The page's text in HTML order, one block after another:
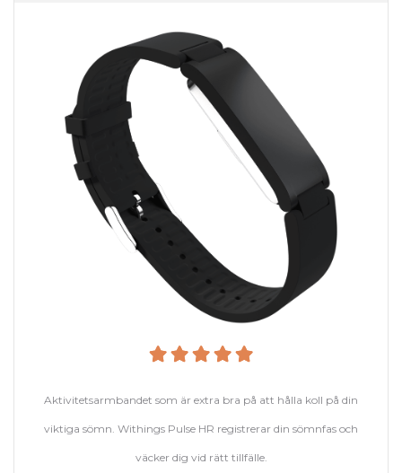
Aktivitetsarmbandet som är extra bra på att hålla koll på din
viktiga sömn. Withings Pulse HR registrerar din sömnfas och
väcker dig vid rätt tillfälle.